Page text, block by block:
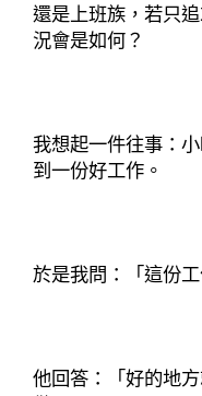
還是上班族，若只
況會是如何？
我想起一件往事：
到一份好工作。
於是我問：「這份工
他回答：「好的地